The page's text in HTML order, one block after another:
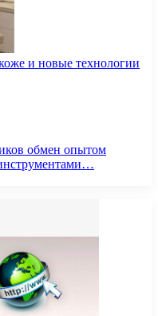
и новые технологии
обмен опытом